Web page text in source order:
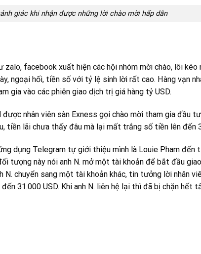
giác khi nhận được những lời chào mời hấp dẫn
zalo, facebook xuất hiện các hội nhóm mời chào, lôi kéo
ngoại hối, tiền số với tỷ lệ sinh lời rất cao. Hàng vạn
gia vào các phiên giao dịch trị giá hàng tỷ USD.
được nhân viên sàn Exness gọi chào mời tham gia đầu
tiền lãi chưa thấy đâu mà lại mất trắng số tiền lên đến
dụng Telegram tự giới thiệu mình là Louie Pham đến
tượng này nói anh N. mở một tài khoản để bắt đầu
N. chuyển sang một tài khoản khác, tin tưởng lời nhân
31.000 USD. Khi anh N. liên hệ lại thì đã bị chặn hết